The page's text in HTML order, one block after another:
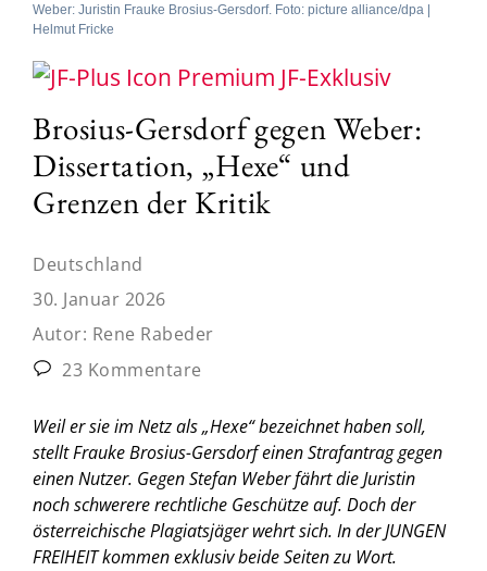
Weber: Juristin Frauke Brosius-Gersdorf. Foto: picture alliance/dpa |
Helmut Fricke
JF-Exklusiv
Brosius-Gersdorf gegen Weber:
Dissertation, „Hexe“ und
Grenzen der Kritik
Deutschland
30. Januar 2026
Autor: Rene Rabeder
23 Kommentare
Weil er sie im Netz als „Hexe“ bezeichnet haben soll,
stellt Frauke Brosius-Gersdorf einen Strafantrag gegen
einen Nutzer. Gegen Stefan Weber fährt die Juristin
noch schwerere rechtliche Geschütze auf. Doch der
österreichische Plagiatsjäger wehrt sich. In der JUNGEN
FREIHEIT kommen exklusiv beide Seiten zu Wort.